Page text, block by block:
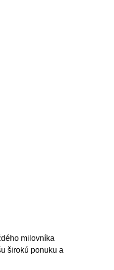
milovníka
širokú ponuku a